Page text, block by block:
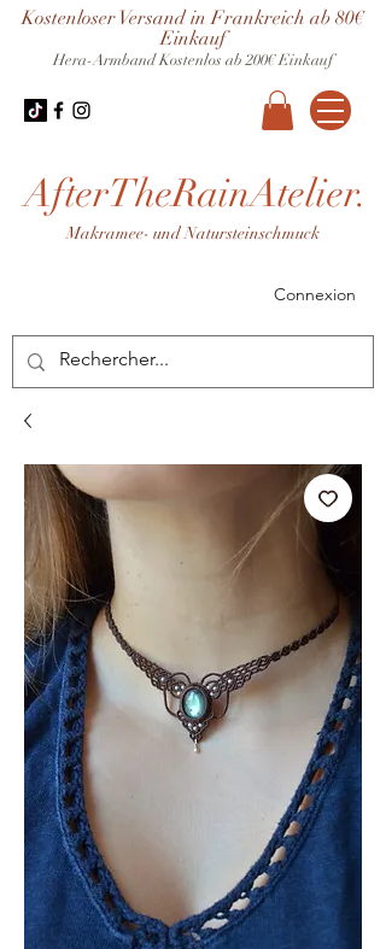
AfterTheRainAtelier.
Makramee- und Natursteinschmuck
Connexion
Kostenloser Versand in Frankreich ab 80€
Einkauf
Hera-ArmbandKostenlos ab 200€ Einkauf